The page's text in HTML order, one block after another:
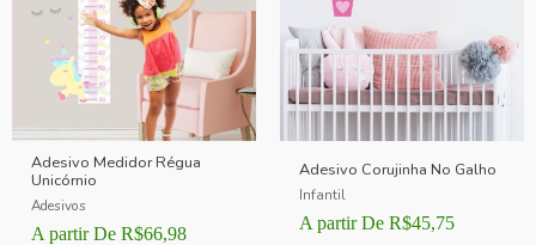
Adesivo Medidor Régua
Unicórnio
Adesivos
A partir De R$66,98
Adesivo Corujinha No Galho
Infantil
A partir De R$45,75